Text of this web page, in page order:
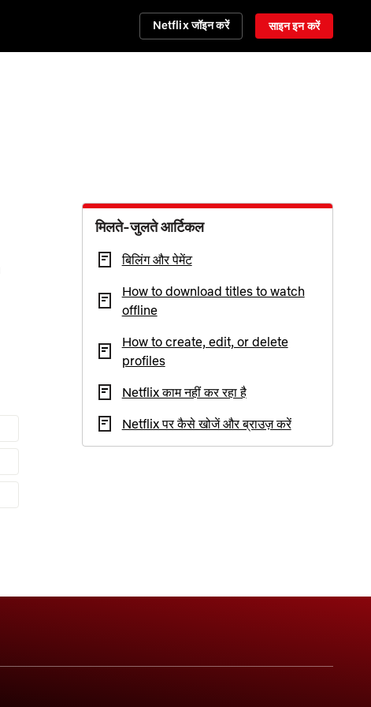
Netflix जॉइन करें साइन इन करें
मिलते-जुलते आर्टिकल
बिलिंग और पेमेंट
How to download titles to watch
offline
How to create, edit, or delete
profiles
Netflix काम नहीं कर रहा है
Netflix पर कैसे खोजें और ब्राउज़ करें